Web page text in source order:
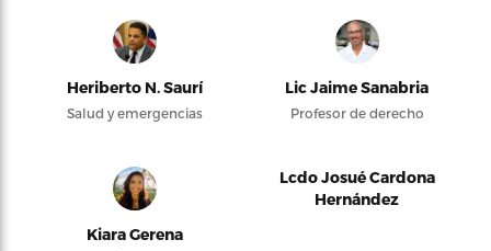
Heriberto N. Saurí
Salud y emergencias
Lic Jaime Sanabria
Profesor de derecho
Kiara Gerena
Lcdo Josué Cardona
Hernández